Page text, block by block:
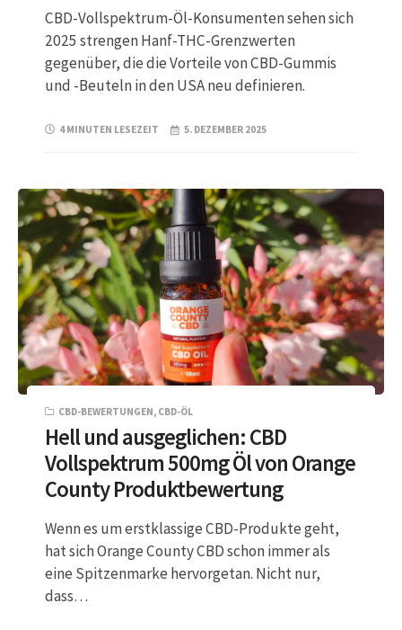
CBD-Vollspektrum-Öl-Konsumenten sehen sich
2025 strengen Hanf-THC-Grenzwerten
gegenüber, die die Vorteile von CBD-Gummis
und -Beuteln in den USA neu definieren.
4 MINUTEN LESEZEIT 5. DEZEMBER 2025
CBD-BEWERTUNGEN, CBD-ÖL
Hell und ausgeglichen: CBD
Vollspektrum 500mg Öl von Orange
County Produktbewertung
Wenn es um erstklassige CBD-Produkte geht,
hat sich Orange County CBD schon immer als
eine Spitzenmarke hervorgetan. Nicht nur,
dass…